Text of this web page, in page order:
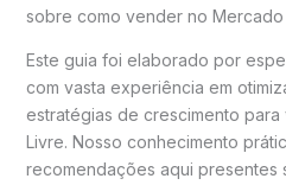
sobre como vender no Mercado
Este guia foi elaborado por
com vasta experiência em
estratégias de crescimento
Livre. Nosso conhecimento
recomendações aqui presentes